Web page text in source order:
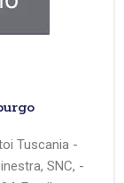
Tuscania -
SNC, -